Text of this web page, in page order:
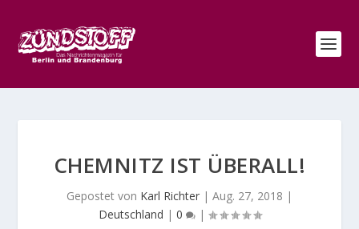
CHEMNITZ IST ÜBERALL!
Gepostet von Karl Richter | Aug. 27, 2018 |
Deutschland | 0 |